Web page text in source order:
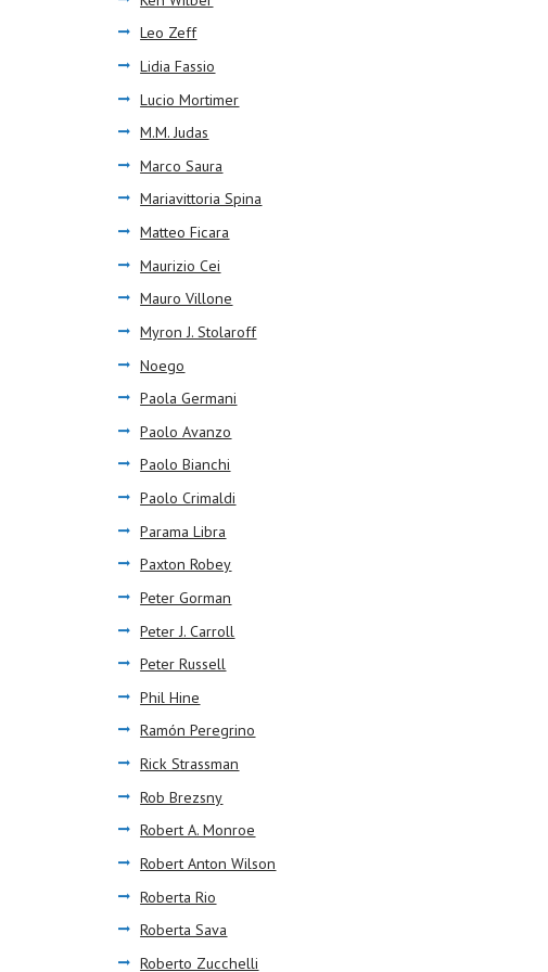
Leo Zeff
Lidia Fassio
Lucio Mortimer
M.M. Judas
Marco Saura
Mariavittoria Spina
Matteo Ficara
Maurizio Cei
Mauro Villone
Myron J. Stolaroff
Noego
Paola Germani
Paolo Avanzo
Paolo Bianchi
Paolo Crimaldi
Parama Libra
Paxton Robey
Peter Gorman
Peter J. Carroll
Peter Russell
Phil Hine
Ramón Peregrino
Rick Strassman
Rob Brezsny
Robert A. Monroe
Robert Anton Wilson
Roberta Rio
Roberta Sava
Roberto Zucchelli